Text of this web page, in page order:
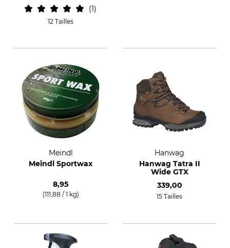
1
12 Tailles
Meindl
Meindl Sportwax
8,95
(111,88 / 1 kg)
Hanwag
Hanwag Tatra II
Wide GTX
339,00
15 Tailles